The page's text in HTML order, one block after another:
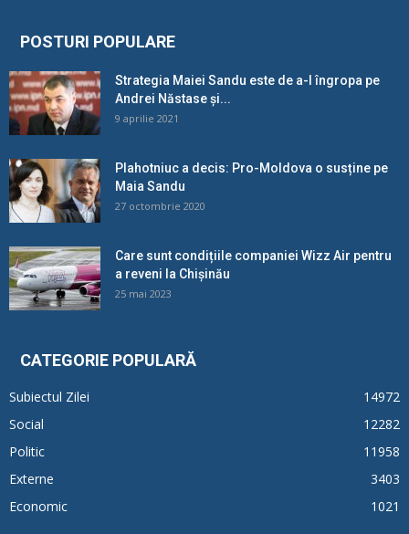
POSTURI POPULARE
Strategia Maiei Sandu este de a-l îngropa pe
Andrei Năstase și...
9 aprilie 2021
Plahotniuc a decis: Pro-Moldova o susține pe
Maia Sandu
27 octombrie 2020
Care sunt condițiile companiei Wizz Air pentru
a reveni la Chișinău
25 mai 2023
CATEGORIE POPULARĂ
Subiectul Zilei
14972
Social
12282
Politic
11958
Externe
3403
Economic
1021